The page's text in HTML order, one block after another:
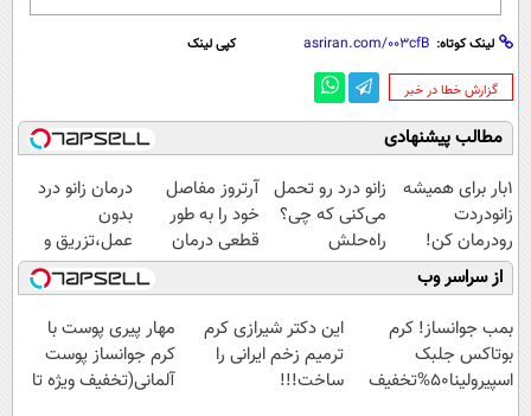
لینک کوتاه: کپی لینک
‌گزارش خطا در خبر
مطالب پیشنهادی
1بار برای همیشه
زانودردت
رودرمان کن!
(تکنولوژی آلمان)
◂پرسشنامه▸
زانو درد رو تحمل
می‌کنی که چی؟
راه‌حلش
همین‌جاست!
آرتروز مفاصل
خود را به طور
قطعی درمان
کنید!
◗پرسش‌نامه◖
درمان زانو درد
بدون
عمل،تزریق و
دارو
(◂پرسش‌نامه)
از سراسر وب
بمب جوانساز! کرم
بوتاکس جلبک
اسپیرولینا50%تخفیف
این دکتر شیرازی کرم
ترمیم زخم ایرانی را
ساخت!!!
مهار پیری پوست با
کرم جوانساز پوست
آلمانی(تخفیف ویژه تا